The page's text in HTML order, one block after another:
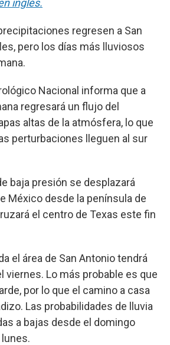
regresen a San
pero los días más lluviosos
Nacional informa que a
regresará un flujo del
altas de la atmósfera, lo que
perturbaciones lleguen al sur
baja presión se desplazará
México desde la península de
el centro de Texas este fin
el área de San Antonio tendrá
viernes. Lo más probable es que
por lo que el camino a casa
Las probabilidades de lluvia
a bajas desde el domingo